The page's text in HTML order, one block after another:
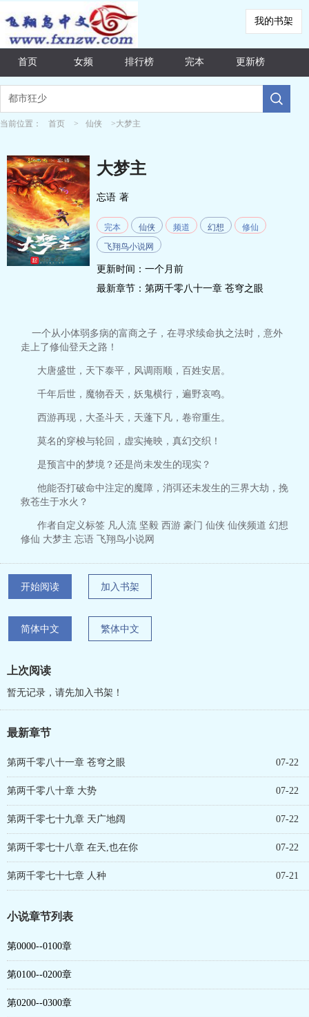
我的书架
首页 女频 排行榜 完本 更新榜
当前位置： 首页 > 仙侠 >大梦主
大梦主
忘语 著
完本 仙侠 频道 幻想
修仙
飞翔鸟小说网
更新时间：一个月前
最新章节： 第两千零八十一章 苍穹之眼
一个从小体弱多病的富商之子，在寻求续命执之法时，意外
走上了修仙登天之路！
大唐盛世，天下泰平，风调雨顺，百姓安居。
千年后世，魔物吞天，妖鬼横行，遍野哀鸣。
西游再现，大圣斗天，天蓬下凡，卷帘重生。
莫名的穿梭与轮回，虚实掩映，真幻交织！
是预言中的梦境？还是尚未发生的现实？
他能否打破命中注定的魔障，消弭还未发生的三界大劫，挽
救苍生于水火？
作者自定义标签 凡人流 坚毅 西游 豪门 仙侠 仙侠频道 幻想
修仙 大梦主 忘语 飞翔鸟小说网
开始阅读 加入书架
简体中文 繁体中文
上次阅读
暂无记录，请先加入书架！
最新章节
第两千零八十一章 苍穹之眼 07-22
第两千零八十章 大势 07-22
第两千零七十九章 天广地阔 07-22
第两千零七十八章 在天,也在你 07-22
第两千零七十七章 人种 07-21
小说章节列表
第0000--0100章
第0100--0200章
第0200--0300章